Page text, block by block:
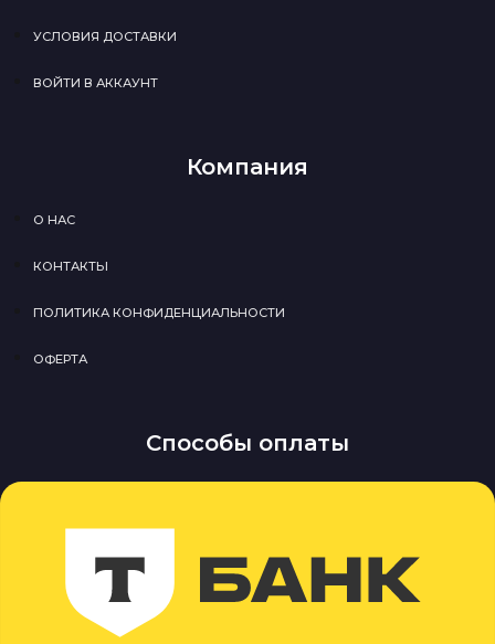
УСЛОВИЯ ДОСТАВКИ
ВОЙТИ В АККАУНТ
Компания
О НАС
КОНТАКТЫ
ПОЛИТИКА КОНФИДЕНЦИАЛЬНОСТИ
ОФЕРТА
Способы оплаты